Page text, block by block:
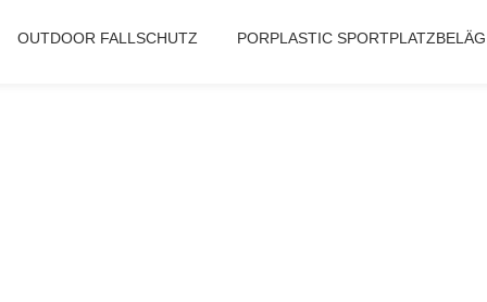
OUTDOOR FALLSCHUTZ PORPLASTIC